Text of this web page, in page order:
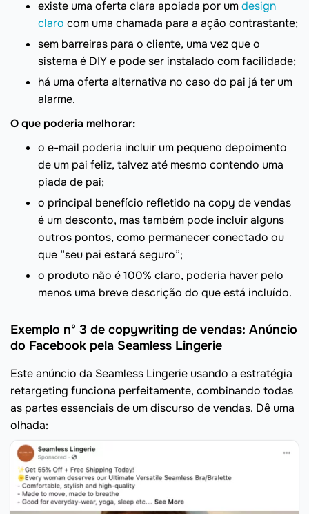
existe uma oferta clara apoiada por umdesign
claro com uma chamada para a ação contrastante;
sem barreiras para o cliente, uma vez que o
sistema é DIY e pode ser instalado com facilidade;
há uma oferta alternativa no caso do pai já ter um
alarme.
O que poderia melhorar:
o e-mail poderia incluir um pequeno depoimento
de um pai feliz, talvez até mesmo contendo uma
piada de pai;
o principal benefício refletido na copy de vendas
é um desconto, mas também pode incluir alguns
outros pontos, como permanecer conectado ou
que “seu pai estará seguro”;
o produto não é 100% claro, poderia haver pelo
menos uma breve descrição do que está incluído.
Exemplo nº 3 de copywriting de vendas: Anúncio
do Facebook pela Seamless Lingerie
Este anúncio da Seamless Lingerie usando a estratégia
retargeting funciona perfeitamente, combinando todas
as partes essenciais de um discurso de vendas. Dê uma
olhada: